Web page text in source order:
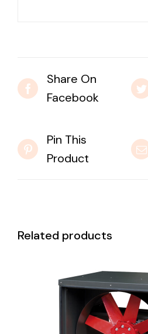
Share On
Facebook
Pin This
Product
Related products